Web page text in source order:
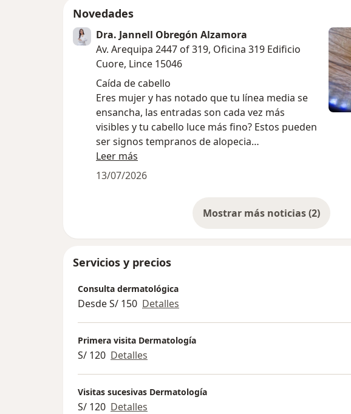
Novedades
Dra. Jannell Obregón Alzamora
Av. Arequipa 2447 of 319, Oficina 319 Edificio
Cuore, Lince 15046
Caída de cabello
Eres mujer y has notado que tu línea media se
ensancha, las entradas son cada vez más
visibles y tu cabello luce más fino? Estos pueden
ser signos tempranos de alopecia
androgenética femenina. Detectarla a tiempo
puede marcar la diferencia.
Leer más
13/07/2026
Mostrar más noticias (2)
Servicios y precios
Consulta dermatológica
Desde S/ 150 Detalles
Primera visita Dermatología
S/ 120 Detalles
Visitas sucesivas Dermatología
S/ 120 Detalles